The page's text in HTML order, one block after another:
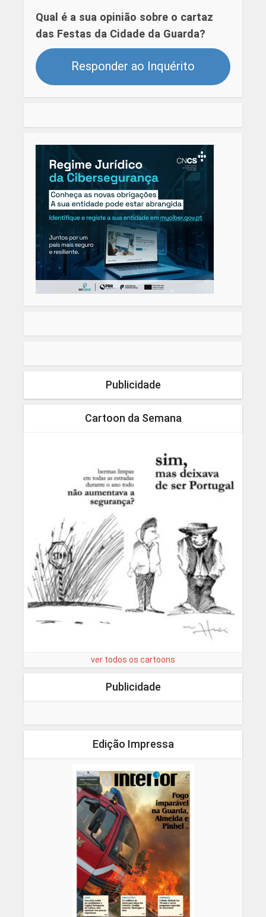
Qual é a sua opinião sobre o cartaz
das Festas da Cidade da Guarda?
Responder ao Inquérito
Publicidade
Cartoon da Semana
ver todos os cartoons
Publicidade
Edição Impressa